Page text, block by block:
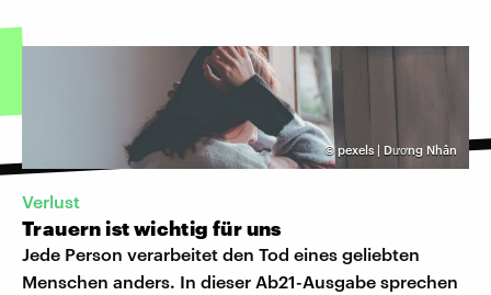
©pexels | Dương Nhân
Verlust
Trauern ist wichtig für uns
Jede Person verarbeitet den Tod eines geliebten
Menschen anders. In dieser Ab21-Ausgabe sprechen